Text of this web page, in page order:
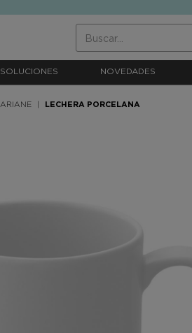
SOLUCIONES NOVEDADES
ARIANE LECHERA PORCELANA